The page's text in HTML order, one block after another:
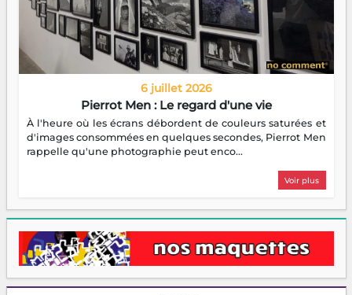
6 juillet 2026
Pierrot Men : Le regard d'une vie
À l'heure où les écrans débordent de couleurs saturées et
d'images consommées en quelques secondes, Pierrot Men
rappelle qu'une photographie peut enco...
Voir plus